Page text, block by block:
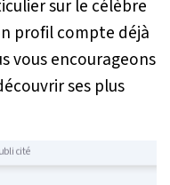
sur le célèbre
profil compte déjà
vous encourageons
ses plus